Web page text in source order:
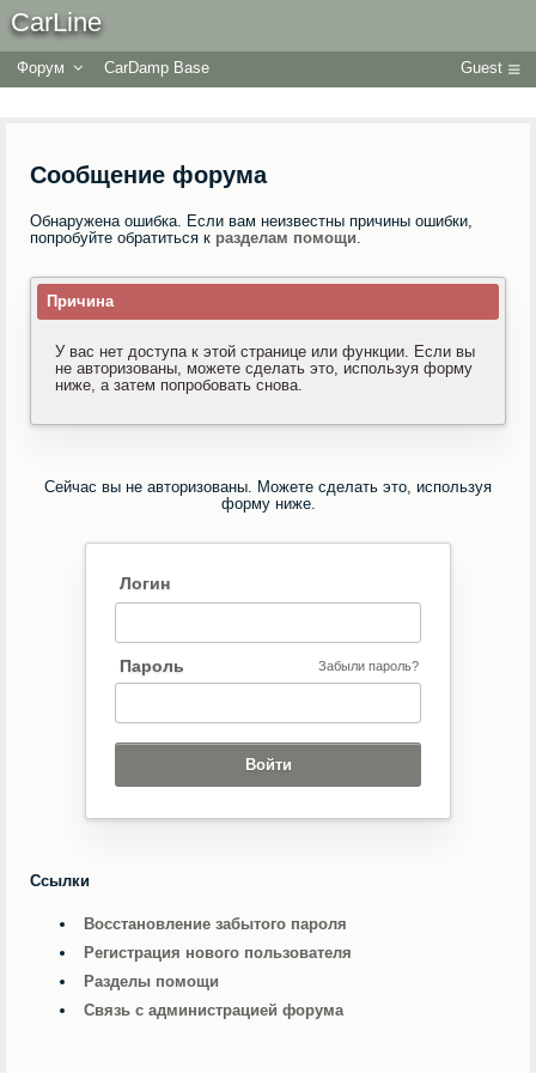
CarLine
Форум CarDamp Base Guest
Сообщение форума
Обнаружена ошибка. Если вам неизвестны причины ошибки,
попробуйте обратиться к разделам помощи.
Причина
У вас нет доступа к этой странице или функции. Если вы
не авторизованы, можете сделать это, используя форму
ниже, а затем попробовать снова.
Сейчас вы не авторизованы. Можете сделать это, используя
форму ниже.
Логин
Пароль Забыли пароль?
Ссылки
Восстановление забытого пароля
Регистрация нового пользователя
Разделы помощи
Связь с администрацией форума